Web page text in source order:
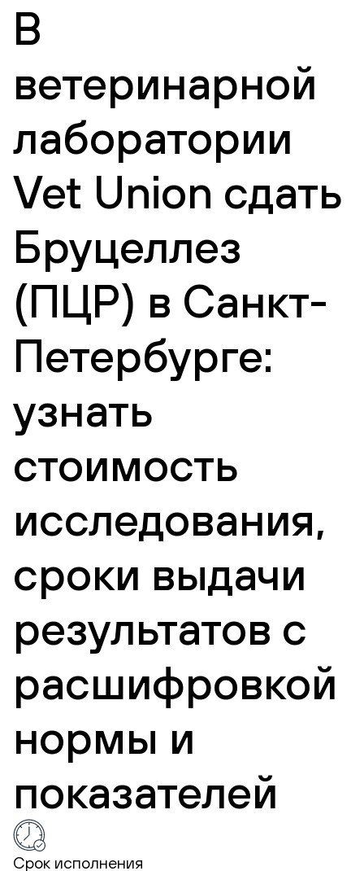
В
ветеринарной
лаборатории
Vet Union сдать
Бруцеллез
(ПЦР) в Санкт-
Петербурге:
узнать
стоимость
исследования,
сроки выдачи
результатов с
расшифровкой
нормы и
показателей
Срок исполнения